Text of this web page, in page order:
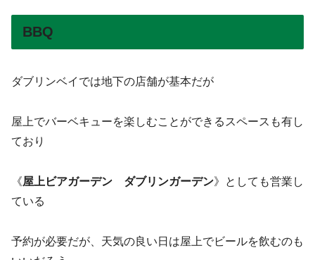
BBQ
ダブリンベイでは地下の店舗が基本だが
屋上でバーベキューを楽しむことができるスペースも有し
ており
《屋上ビアガーデン ダブリンガーデン》としても営業し
ている
予約が必要だが、天気の良い日は屋上でビールを飲むのも